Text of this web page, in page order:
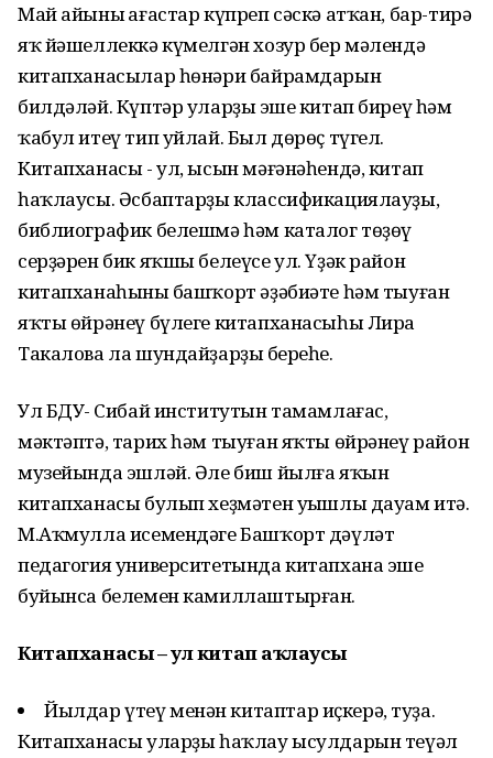
Май айының ағастар күпреп сәскә атҡан, бар-тирә
яҡ йәшеллеккә күмелгән хозур бер мәлендә
китапханасылар һөнәри байрамдарын
билдәләй. Күптәр уларҙың эше китап биреү һәм
ҡабул итеү тип уйлай. Был дөрөҫ түгел.
Китапханасы - ул, ысын мәғәнәһендә, китап
һаҡлаусы. Әсбаптарҙы классификациялауҙы,
библиографик белешмә һәм каталог төҙөү
серҙәрен бик яҡшы белеүсе ул. Үҙәк район
китапханаһының башҡорт әҙәбиәте һәм тыуған
яҡты өйрәнеү бүлеге китапханасыһы Лира
Такалова ла шундайҙарҙың береһе.
Ул БДУ-ң Сибай институтын тамамлағас,
мәктәптә, тарих һәм тыуған яҡты өйрәнеү район
музейында эшләй. Әле биш йылға яҡын
китапханасы булып хеҙмәтен уңышлы дауам итә.
М.Аҡмулла исемендәге Башҡорт дәүләт
педагогия университетында китапхана эше
буйынса белемен камиллаштырған.
Китапханасы – ул китап һаҡлаусы
Йылдар үтеү менән китаптар иҫкерә, туҙа.
Китапханасы уларҙы һаҡлау ысулдарын теүәл